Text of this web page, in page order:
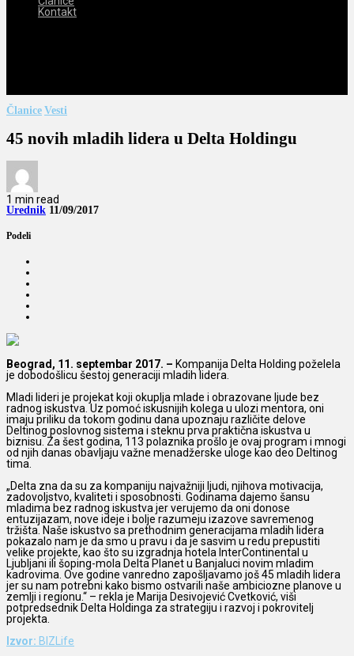
Kontakt
Članice Vesti
45 novih mladih lidera u Delta Holdingu
1 min read
Urednik 11/09/2017
Podeli
Beograd, 11. septembar 2017. – Kompanija Delta Holding poželela
je dobodošlicu šestoj generaciji mladih lidera.
Mladi lideri je projekat koji okuplja mlade i obrazovane ljude bez
radnog iskustva. Uz pomoć iskusnijih kolega u ulozi mentora, oni
imaju priliku da tokom godinu dana upoznaju različite delove
Deltinog poslovnog sistema i steknu prva praktična iskustva u
biznisu. Za šest godina, 113 polaznika prošlo je ovaj program i mnogi
od njih danas obavljaju važne menadžerske uloge kao deo Deltinog
tima.
„Delta zna da su za kompaniju najvažniji ljudi, njihova motivacija,
zadovoljstvo, kvaliteti i sposobnosti. Godinama dajemo šansu
mladima bez radnog iskustva jer verujemo da oni donose
entuzijazam, nove ideje i bolje razumeju izazove savremenog
tržišta. Naše iskustvo sa prethodnim generacijama mladih lidera
pokazalo nam je da smo u pravu i da je sasvim u redu prepustiti
velike projekte, kao što su izgradnja hotela InterContinental u
Ljubljani ili šoping-mola Delta Planet u Banjaluci novim mladim
kadrovima. Ove godine vanredno zapošljavamo još 45 mladih lidera
jer su nam potrebni kako bismo ostvarili naše ambiciozne planove u
zemlji i regionu.“ – rekla je Marija Desivojević Cvetković, viši
potpredsednik Delta Holdinga za strategiju i razvoj i pokrovitelj
projekta.
Izvor: BIZLife